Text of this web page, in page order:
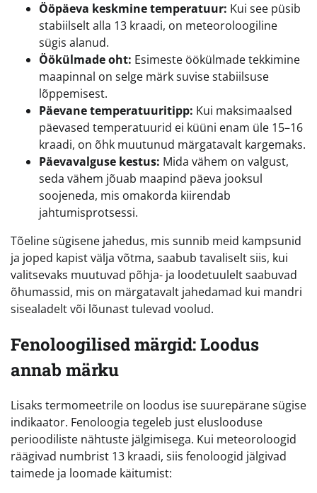
Ööpäeva keskmine temperatuur: Kui see püsib
stabiilselt alla 13 kraadi, on meteoroloogiline
sügis alanud.
Öökülmade oht: Esimeste öökülmade tekkimine
maapinnal on selge märk suvise stabiilsuse
lõppemisest.
Päevane temperatuuritipp: Kui maksimaalsed
päevased temperatuurid ei küüni enam üle 15–16
kraadi, on õhk muutunud märgatavalt kargemaks.
Päevavalguse kestus: Mida vähem on valgust,
seda vähem jõuab maapind päeva jooksul
soojeneda, mis omakorda kiirendab
jahtumisprotsessi.
Tõeline sügisene jahedus, mis sunnib meid kampsunid
ja joped kapist välja võtma, saabub tavaliselt siis, kui
valitsevaks muutuvad põhja- ja loodetuulelt saabuvad
õhumassid, mis on märgatavalt jahedamad kui mandri
sisealadelt või lõunast tulevad voolud.
Fenoloogilised märgid: Loodus
annab märku
Lisaks termomeetrile on loodus ise suurepärane sügise
indikaator. Fenoloogia tegeleb just eluslooduse
perioodiliste nähtuste jälgimisega. Kui meteoroloogid
räägivad numbrist 13 kraadi, siis fenoloogid jälgivad
taimede ja loomade käitumist: